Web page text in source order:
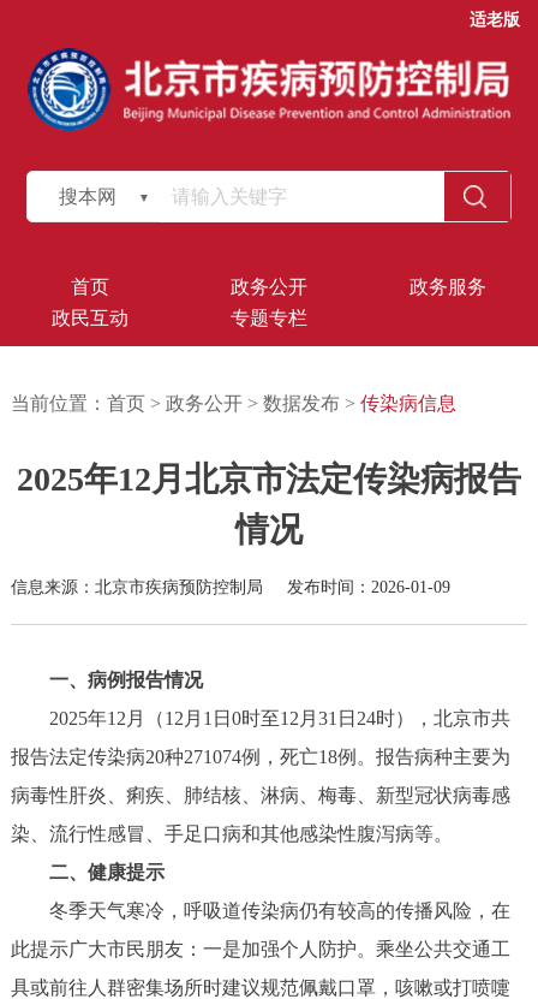
适老版
搜本网
首页 政务公开
政务服务
政民互动
专题专栏
当前位置： 首页> 政务公开> 数据发布> 传染病信息
2025年12月北京市法定传染病报告
情况
信息来源：北京市疾病预防控制局 发布时间：2026-01-09
一、病例报告情况
2025年12月（12月1日0时至12月31日24时），北京市共
报告法定传染病20种271074例，死亡18例。报告病种主要为
病毒性肝炎、痢疾、肺结核、淋病、梅毒、新型冠状病毒感
染、流行性感冒、手足口病和其他感染性腹泻病等。
二、健康提示
冬季天气寒冷，呼吸道传染病仍有较高的传播风险，在
此提示广大市民朋友：一是加强个人防护。乘坐公共交通工
具或前往人群密集场所时建议规范佩戴口罩，咳嗽或打喷嚏